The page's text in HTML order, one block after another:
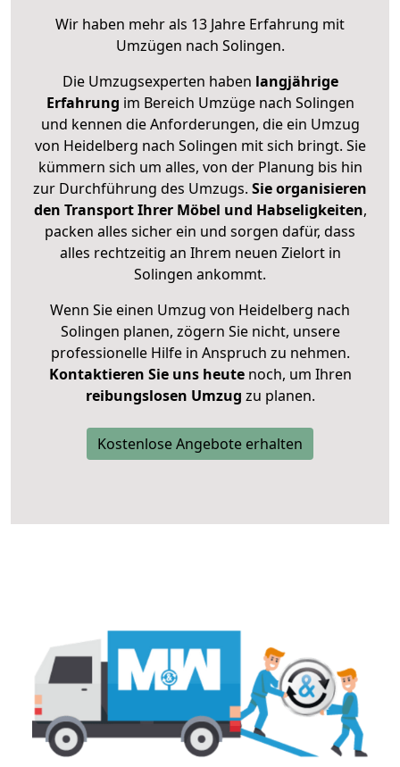
Wir haben mehr als 13 Jahre Erfahrung mit
Umzügen nach Solingen.
Die Umzugsexperten haben langjährige
Erfahrung im Bereich Umzüge nach Solingen
und kennen die Anforderungen, die ein Umzug
von Heidelberg nach Solingen mit sich bringt. Sie
kümmern sich um alles, von der Planung bis hin
zur Durchführung des Umzugs. Sie organisieren
den Transport Ihrer Möbel und Habseligkeiten,
packen alles sicher ein und sorgen dafür, dass
alles rechtzeitig an Ihrem neuen Zielort in
Solingen ankommt.
Wenn Sie einen Umzug von Heidelberg nach
Solingen planen, zögern Sie nicht, unsere
professionelle Hilfe in Anspruch zu nehmen.
Kontaktieren Sie uns heutenoch, um Ihren
reibungslosen Umzug zu planen.
Kostenlose Angebote erhalten